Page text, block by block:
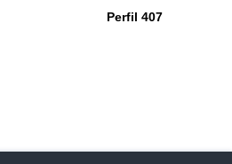
Perfil 407